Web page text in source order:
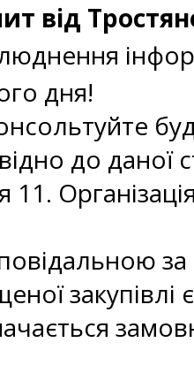
від
дня!
до даної
11.